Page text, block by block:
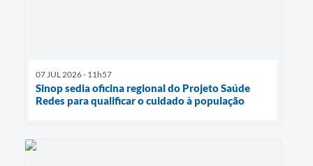
07 JUL 2026 - 11h57
Sinop sedia oficina regional do Projeto Saúde
Redes para qualificar o cuidado à população